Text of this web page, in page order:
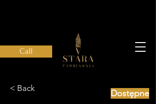
Call
< Back Dostępne